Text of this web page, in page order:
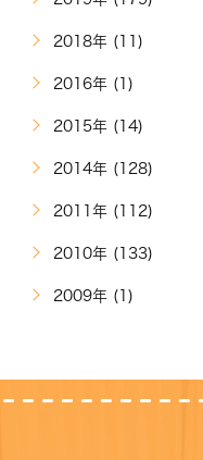
2018年 (11)
2016年 (1)
2015年 (14)
2014年 (128)
2011年 (112)
2010年 (133)
2009年 (1)